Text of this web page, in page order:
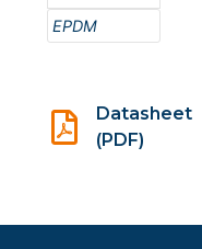
EPDM
Datasheet
(PDF)